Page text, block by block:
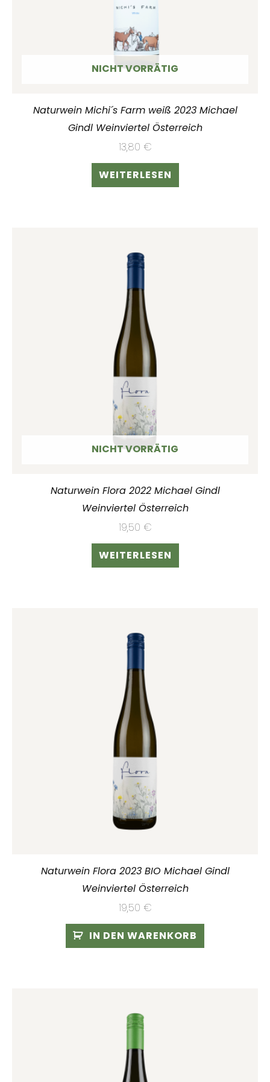
NICHT VORRÄTIG
Naturwein Michi´s Farm weiß 2023 Michael
Gindl Weinviertel Österreich
13,80 €
WEITERLESEN
NICHT VORRÄTIG
Naturwein Flora 2022 Michael Gindl
Weinviertel Österreich
19,50 €
WEITERLESEN
Naturwein Flora 2023 BIO Michael Gindl
Weinviertel Österreich
19,50 €
IN DEN WARENKORB